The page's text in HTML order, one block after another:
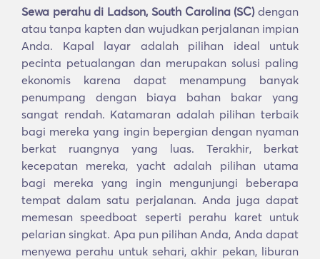
Sewa perahu di Ladson, South Carolina (SC)dengan
atau tanpa kapten dan wujudkan perjalanan impian
Anda. Kapal layar adalah pilihan ideal untuk
pecinta petualangan dan merupakan solusi paling
ekonomis karena dapat menampung banyak
penumpang dengan biaya bahan bakar yang
sangat rendah. Katamaran adalah pilihan terbaik
bagi mereka yang ingin bepergian dengan nyaman
berkat ruangnya yang luas. Terakhir, berkat
kecepatan mereka, yacht adalah pilihan utama
bagi mereka yang ingin mengunjungi beberapa
tempat dalam satu perjalanan. Anda juga dapat
memesan speedboat seperti perahu karet untuk
pelarian singkat. Apa pun pilihan Anda, Anda dapat
menyewa perahu untuk sehari, akhir pekan, liburan